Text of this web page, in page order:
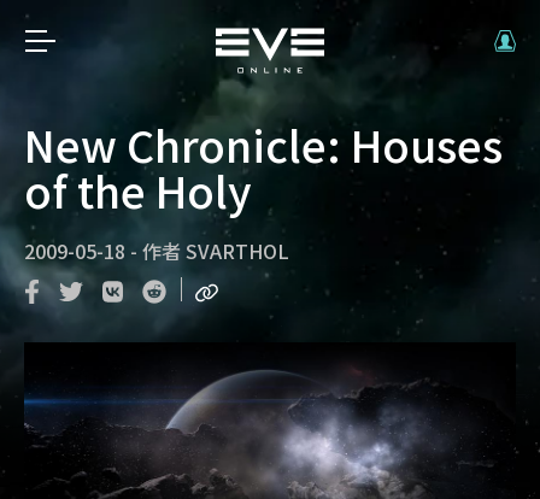
New Chronicle: Houses
of the Holy
2009-05-18 - 作者 SVARTHOL